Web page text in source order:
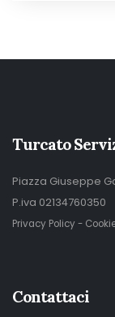
Turcato
Piazza Giuseppe
P.iva 02134760350
Privacy Policy-
Contattaci